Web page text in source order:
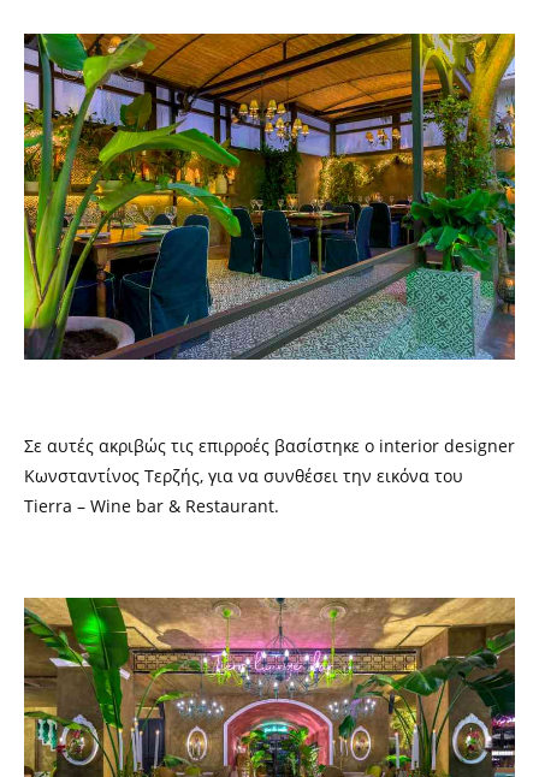
Σε αυτές ακριβώς τις επιρροές βασίστηκε ο interior designer
Κωνσταντίνος Τερζής, για να συνθέσει την εικόνα του
Tierra – Wine bar & Restaurant.